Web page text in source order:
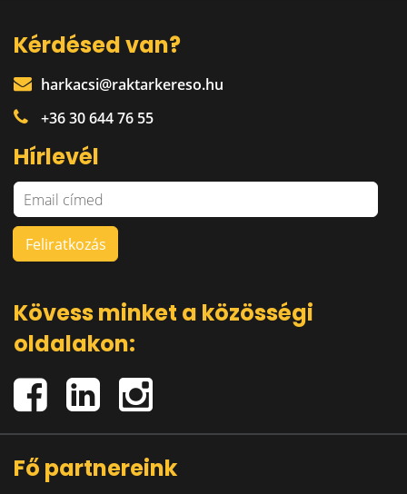
Kérdésed van?
harkacsi@raktarkereso.hu
+36 30 644 76 55
Hírlevél
Kövess minket a közösségi
oldalakon:
Fő partnereink